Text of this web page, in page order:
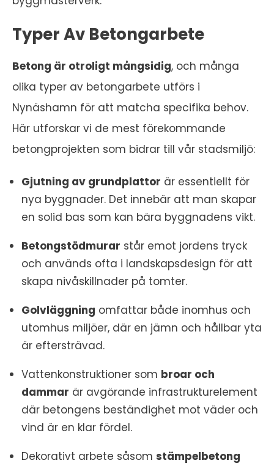
Typer Av Betongarbete
Betong är otroligt mångsidig, och många
olika typer av betongarbete utförs i
Nynäshamn för att matcha specifika behov.
Här utforskar vi de mest förekommande
betongprojekten som bidrar till vår stadsmiljö:
Gjutning av grundplattor är essentiellt för
nya byggnader. Det innebär att man skapar
en solid bas som kan bära byggnadens vikt.
Betongstödmurar står emot jordens tryck
och används ofta i landskapsdesign för att
skapa nivåskillnader på tomter.
Golvläggning omfattar både inomhus och
utomhus miljöer, där en jämn och hållbar yta
är eftersträvad.
Vattenkonstruktioner som broar och
dammar är avgörande infrastrukturelement
där betongens beständighet mot väder och
vind är en klar fördel.
Dekorativt arbete såsom stämpelbetong